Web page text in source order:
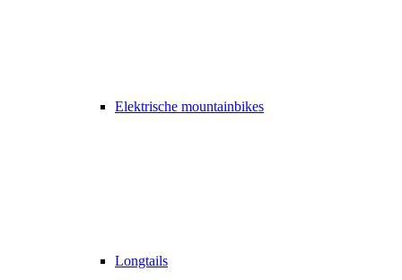
Elektrische mountainbikes
Longtails